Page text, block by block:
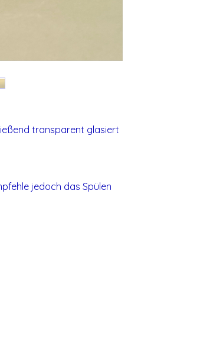
transparent glasiert
jedoch das Spülen